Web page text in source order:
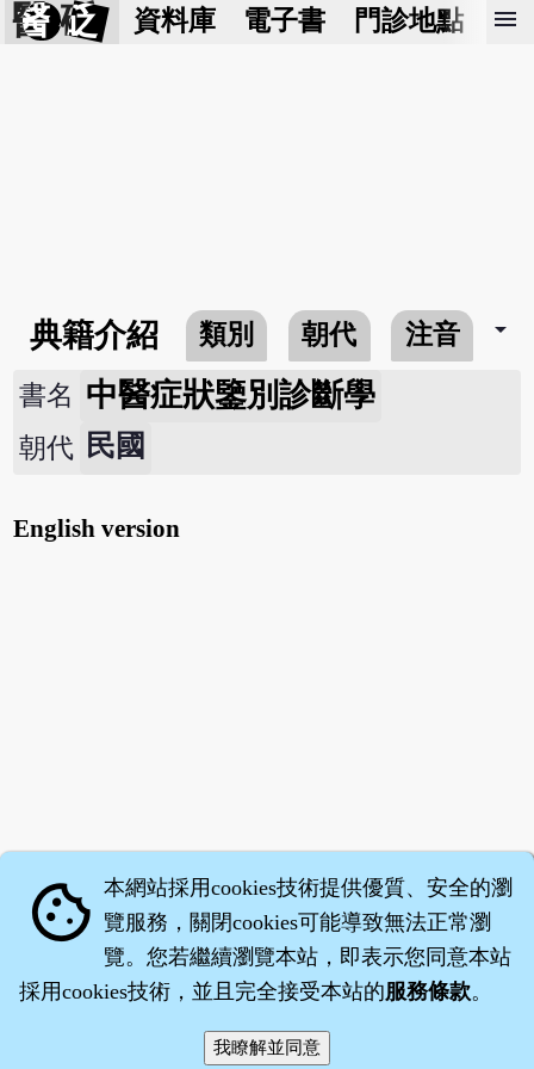
醫 砭 資料庫 電子書 門診地點 預
menu
典籍介紹 類別 朝代 注音 arrow_drop_down
書名 中醫症狀鑒別診斷學
朝代 民國
English version
‧沈藥子©2008～2026
cookie 本網站採用cookies技術提供優質、安全的瀏
覽服務，關閉cookies可能導致無法正常瀏
覽。您若繼續瀏覽本站，即表示您同意本站
採用cookies技術，並且完全接受本站的服務條款。